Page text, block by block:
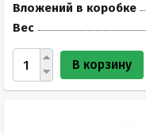
Вложений в коробке
Вес
В корзину